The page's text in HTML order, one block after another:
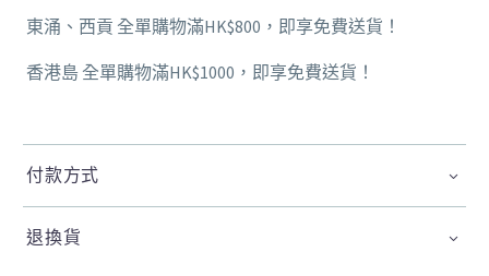
東涌、西貢 全單購物滿HK$800，即享免費送貨！
香港島 全單購物滿HK$1000，即享免費送貨！
付款方式
退換貨